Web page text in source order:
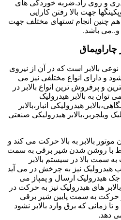
و روی راد.ضربه خوردگی های
جهت بالا رفتن کارایی
چنین انجام تستهای مختلف جهت
و..می باشد.
چاراویماق
نوعی بالابر است که در آن از نیروی
و دارای انواع مختلفی نیز می
و پرفروش ترین انواع بالابر در
توان به بالابر هیدرولیک
هیدرولیکی انبار،بالابر
ویلچربر،بالابر هیدرولیکی صنعتی
بالابر به بالا حرکت می کند و
با روشن شدن شیر برقی به سمت
سمت بالا در سیستم بالابر
هیدرولیک نیز به چرخش در می آید
هیدرولیک ارسال و پمپاز می
های هیدرولیک نیز به حرکت در
حرکت به سمت پایین شیر برقی
زمانی که برق وارد بالابر نشود
دهد.